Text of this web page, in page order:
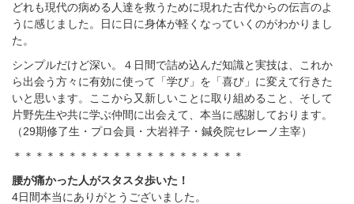
どれも現代の病める人達を救うために現れた古代からの伝言のよ
うに感じました。日に日に身体が軽くなっていくのがわかりまし
た。
シンプルだけど深い。４日間で詰め込んだ知識と実技は、これか
ら出会う方々に有効に使って「学び」を「喜び」に変えて行きた
いと思います。ここから又新しいことに取り組めること、そして
片野先生や共に学ぶ仲間に出会えて、本当に感謝しております。
（29期修了生・プロ会員・大岩祥子・鍼灸院セレーノ主宰）
＊＊＊＊＊＊＊＊＊＊＊＊＊＊＊＊＊＊＊＊＊
腰が痛かった人がスタスタ歩いた！
4日間本当にありがとうございました。